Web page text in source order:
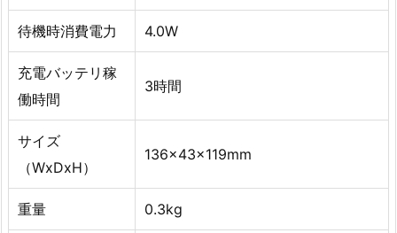
待機時消費電力 4.0W
充電バッテリ稼
働時間
3時間
サイズ
（WxDxH）
136x43x119mm
重量 0.3kg